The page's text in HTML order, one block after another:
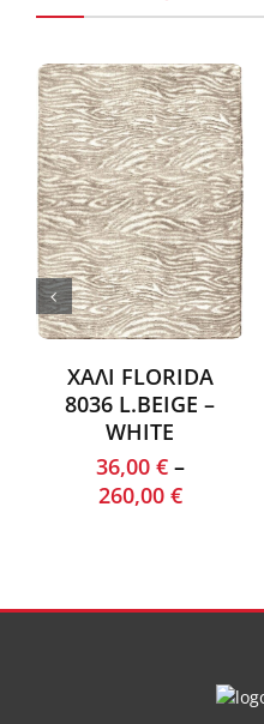
ΧΑΛΙ FLORIDA
8036 L.BEIGE –
WHITE
36,00 €–
260,00 €